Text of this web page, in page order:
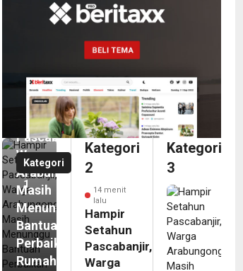
Kategori
1
menit
lalu
Hampir
Setahun
Pascabanjir,
Warga
Arabungong
Masih
Menunggu
Bantuan
Perbaikan
Rumah
Kategori
2
14 menit
lalu
Hampir
Setahun
Pascabanjir,
Warga
Kategori
3